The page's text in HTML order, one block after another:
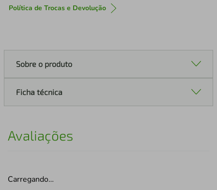
Política de Trocas e Devolução
Sobre o produto
Ficha técnica
Avaliações
Carregando…